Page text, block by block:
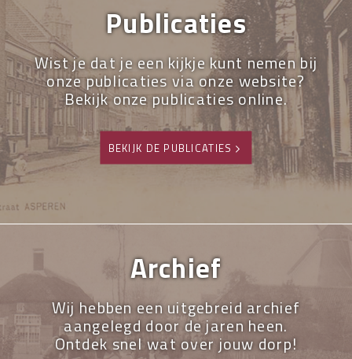
Publicaties
Wist je dat je een kijkje kunt nemen bij
onze publicaties via onze website?
Bekijk onze publicaties online.
BEKIJK DE PUBLICATIES
Archief
Wij hebben een uitgebreid archief
aangelegd door de jaren heen.
Ontdek snel wat over jouw dorp!